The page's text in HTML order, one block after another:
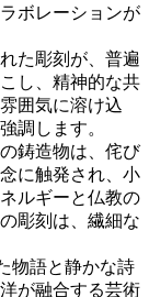
ボレーションが
た彫刻が、普遍
し、精神的な共
囲気に溶け込
調します。
鋳造物は、侘び
に触発され、小
ルギーと仏教の
彫刻は、繊細な
物語と静かな詩
が融合する芸術